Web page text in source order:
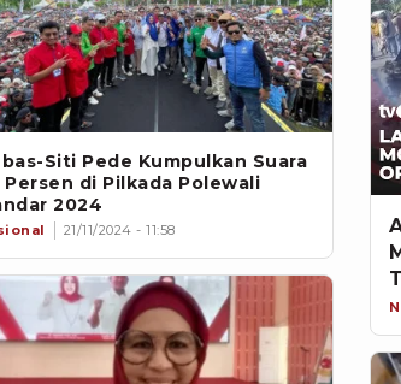
Siti Pede Kumpulkan Suara
Persen di Pilkada Polewali
2024
21/11/2024 - 11:58